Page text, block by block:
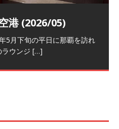
ットの戦略パー
FOP無料付与とス
港 (2026/05)
5月下旬の平日に那覇を訪れ
ウンジ […]
Lounge スワ
国内線ラウンジ
際線ファースト
01)
月、毎年恒例の新年の羽田
ズ スワンナプー
ウンジ (2026/01)
月上旬にバンコク経由でチ